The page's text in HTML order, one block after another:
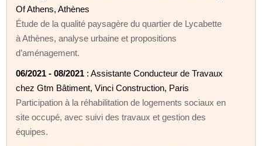
Of Athens, Athènes
Étude de la qualité paysagère du quartier de Lycabette
à Athènes, analyse urbaine et propositions
d’aménagement.
06/2021 - 08/2021 : Assistante Conducteur de Travaux
chez Gtm Bâtiment, Vinci Construction, Paris
Participation à la réhabilitation de logements sociaux en
site occupé, avec suivi des travaux et gestion des
équipes.